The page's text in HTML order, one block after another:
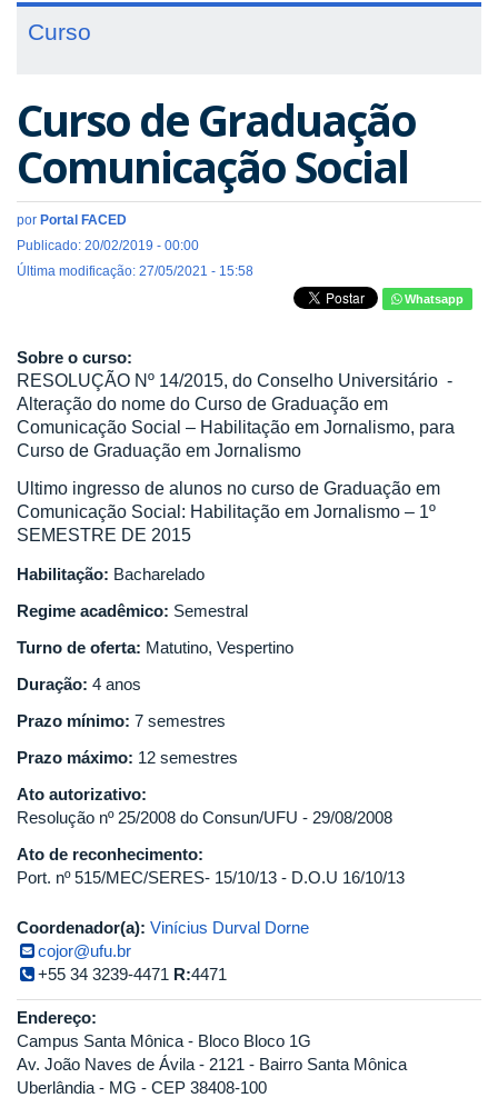
Curso
Curso de Graduação
Comunicação Social
por Portal FACED
Publicado: 20/02/2019 - 00:00
Última modificação: 27/05/2021 - 15:58
Whatsapp
Sobre o curso:
RESOLUÇÃO Nº 14/2015, do Conselho Universitário -
Alteração do nome do Curso de Graduação em
Comunicação Social – Habilitação em Jornalismo, para
Curso de Graduação em Jornalismo
Ultimo ingresso de alunos no curso de Graduação em
Comunicação Social: Habilitação em Jornalismo – 1º
SEMESTRE DE 2015
Habilitação: Bacharelado
Regime acadêmico: Semestral
Turno de oferta: Matutino, Vespertino
Duração: 4 anos
Prazo mínimo: 7 semestres
Prazo máximo: 12 semestres
Ato autorizativo:
Resolução nº 25/2008 do Consun/UFU - 29/08/2008
Ato de reconhecimento:
Port. nº 515/MEC/SERES- 15/10/13 - D.O.U 16/10/13
Coordenador(a): Vinícius Durval Dorne
cojor@ufu.br
+55 34 3239-4471 R:4471
Endereço:
Campus Santa Mônica - Bloco Bloco 1G
Av. João Naves de Ávila - 2121 - Bairro Santa Mônica
Uberlândia - MG - CEP 38408-100